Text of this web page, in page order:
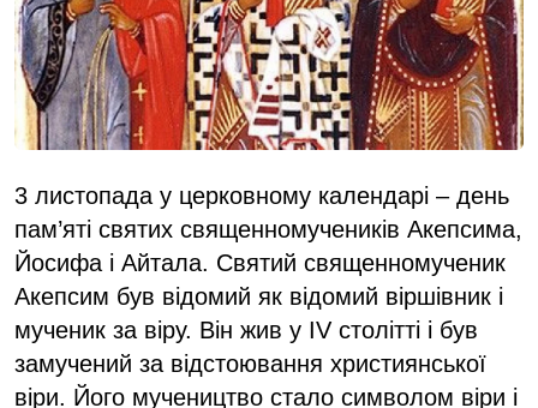
3 листопада у церковному календарі – день
пам’яті святих священномучеників Акепсима,
Йосифа і Айтала. Святий священномученик
Акепсим був відомий як відомий віршівник і
мученик за віру. Він жив у IV столітті і був
замучений за відстоювання християнської
віри. Його мучеництво стало символом віри і